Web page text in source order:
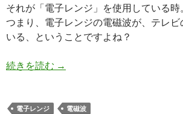
それが「電子レンジ」を使用している時
つまり、電子レンジの電磁波が、テレビ
いる、ということですよね？
続きを読む 電磁波は本当に危険なのか？
→
電子レンジ 電磁波